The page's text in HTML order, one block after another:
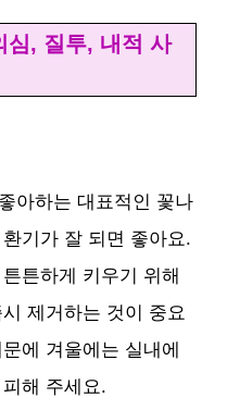
심, 질투, 내적 사
아하는 대표적인 꽃나
기가 잘 되면 좋아요.
튼하게 키우기 위해
제거하는 것이 중요
에 겨울에는 실내에
해 주세요.